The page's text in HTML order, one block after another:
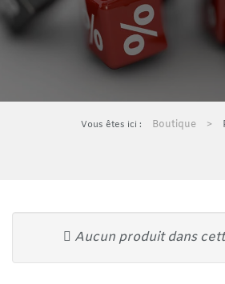
Boutique
Aucun produit dans